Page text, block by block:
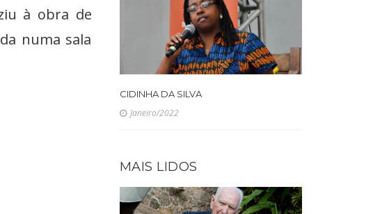
à obra de
numa sala
CIDINHA DA SILVA
Janeiro/2022
MAIS LIDOS